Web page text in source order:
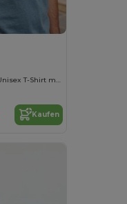
Umweltfreundliches Unisex T-Shirt mit Relaxed Fit
Kaufen